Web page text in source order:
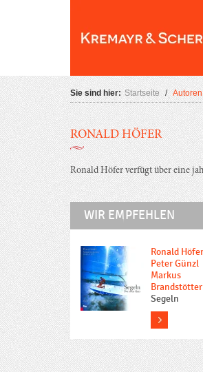
Sie sind hier: Startseite / Autoren
RONALD HÖFER
Ronald Höfer verfügt über eine
WIR EMPFEHLEN
Ronald Höfer
Peter Günzl
Markus
Brandstötter
Segeln